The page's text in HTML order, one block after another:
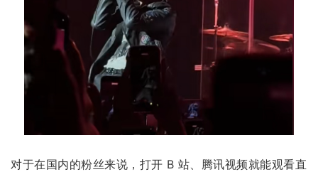
对于在国内的粉丝来说，打开 B 站、腾讯视频就能观看直